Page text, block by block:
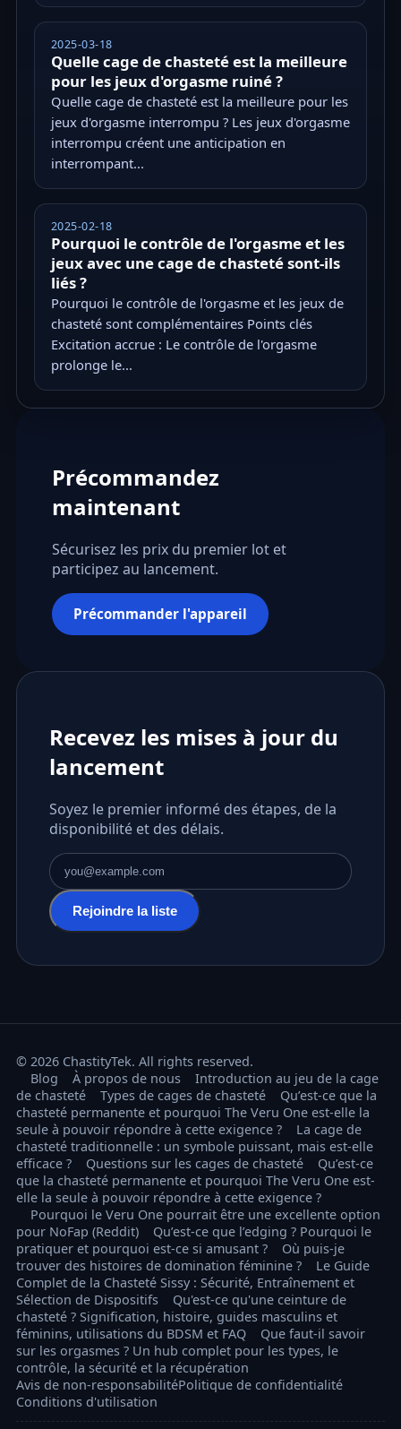
2025-03-18
Quelle cage de chasteté est la meilleure
pour les jeux d'orgasme ruiné ?
Quelle cage de chasteté est la meilleure pour les
jeux d'orgasme interrompu ? Les jeux d'orgasme
interrompu créent une anticipation en
interrompant...
2025-02-18
Pourquoi le contrôle de l'orgasme et les
jeux avec une cage de chasteté sont-ils
liés ?
Pourquoi le contrôle de l'orgasme et les jeux de
chasteté sont complémentaires Points clés
Excitation accrue : Le contrôle de l'orgasme
prolonge le...
Précommandez
maintenant
Sécurisez les prix du premier lot et
participez au lancement.
Précommander l'appareil
Recevez les mises à jour du
lancement
Soyez le premier informé des étapes, de la
disponibilité et des délais.
Adresse e-mail
Rejoindre la liste
© 2026 ChastityTek. All rights reserved.
Blog
À propos de nous
Introduction au jeu de la cage
de chasteté
Types de cages de chasteté
Qu’est-ce que la
chasteté permanente et pourquoi The Veru One est-elle la
seule à pouvoir répondre à cette exigence ?
La cage de
chasteté traditionnelle : un symbole puissant, mais est-elle
efficace ?
Questions sur les cages de chasteté
Qu’est-ce
que la chasteté permanente et pourquoi The Veru One est-
elle la seule à pouvoir répondre à cette exigence ?
Pourquoi le Veru One pourrait être une excellente option
pour NoFap (Reddit)
Qu’est-ce que l’edging ? Pourquoi le
pratiquer et pourquoi est-ce si amusant ?
Où puis-je
trouver des histoires de domination féminine ?
Le Guide
Complet de la Chasteté Sissy : Sécurité, Entraînement et
Sélection de Dispositifs
Qu'est-ce qu'une ceinture de
chasteté ? Signification, histoire, guides masculins et
féminins, utilisations du BDSM et FAQ
Que faut-il savoir
sur les orgasmes ? Un hub complet pour les types, le
contrôle, la sécurité et la récupération
Avis de non-responsabilitéPolitique de confidentialité
Conditions d'utilisation